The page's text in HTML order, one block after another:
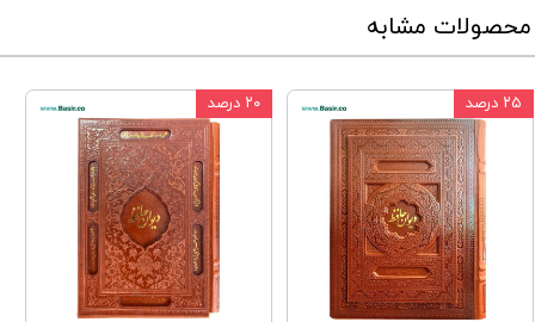
محصولات مشابه
۲۵ درصد ۲۰ درصد